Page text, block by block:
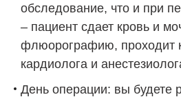
обследование, что и при
– пациент сдает кровь и
флюорографию, проходит
кардиолога и
День операции: вы будете